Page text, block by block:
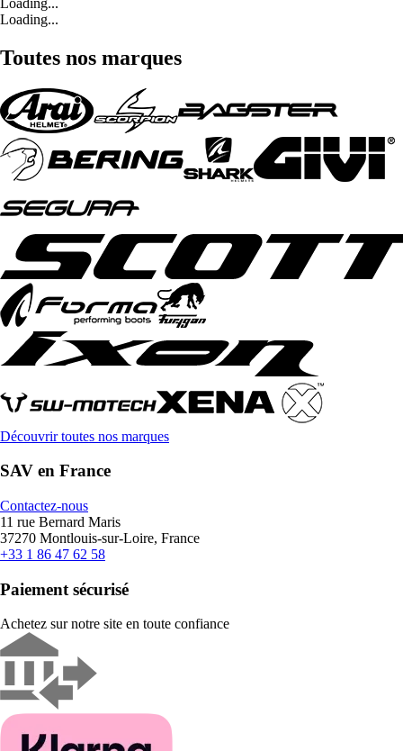
Loading...
Toutes nos marques
Découvrir toutes nos marques
SAV en France
Contactez-nous
11 rue Bernard Maris
37270 Montlouis-sur-Loire, France
+33 1 86 47 62 58
Paiement sécurisé
Achetez sur notre site en toute confiance